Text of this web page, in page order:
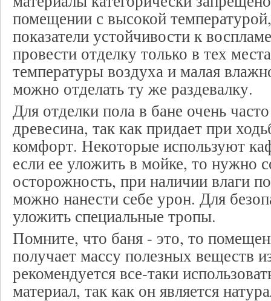
помещении с высокой
показатели устойчивости к
провести отделку только в тех
температуры воздуха и малая
можно отделать ту же раздевалку.
Для отделки пола в бане очень
древесина, так как придает при
комфорт. Некоторые используют
если ее уложить в мойке, то нужно
осторожность, при наличии влаги
можно нанести себе урон. Для
уложить специальные тропы.
Помните, что баня - это, то
получает массу полезных веществ
рекомендуется все-таки
материал, так как он является